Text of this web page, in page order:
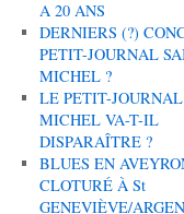
A 20 ANS
DERNIERS (?)
PETIT-JOURNAL
MICHEL ?
LE PETIT-
MICHEL VA-T-IL
DISPARAÎTRE ?
BLUES EN
CLOTURÉ À St
GENEVIÈVE/